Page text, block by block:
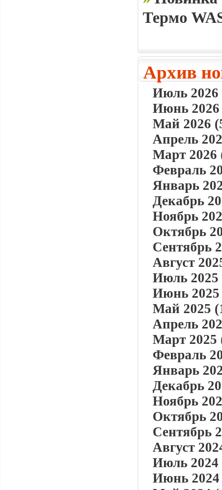
Термо
Архив
Июль 2026
Июнь 2026
Май 2026
Апрель
Март 2026
Февраль
Январь
Декабрь
Ноябрь
Октябрь
Сентябрь
Август
Июль 2025
Июнь 2025
Май 2025
Апрель
Март 2025
Февраль
Январь
Декабрь
Ноябрь
Октябрь
Сентябрь
Август
Июль 2024
Июнь 2024